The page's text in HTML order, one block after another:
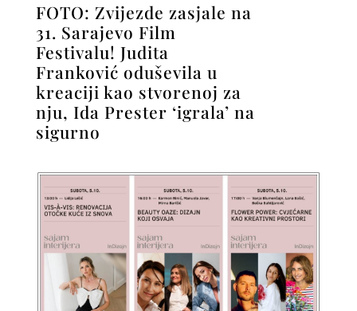
FOTO: Zvijezde zasjale na
31. Sarajevo Film
Festivalu! Judita
Franković oduševila u
kreaciji kao stvorenoj za
nju, Ida Prester ‘igrala’ na
sigurno